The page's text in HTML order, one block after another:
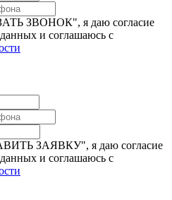
ЗВОНОК", я даю согласие
и соглашаюсь c
ЗАЯВКУ", я даю согласие
и соглашаюсь c